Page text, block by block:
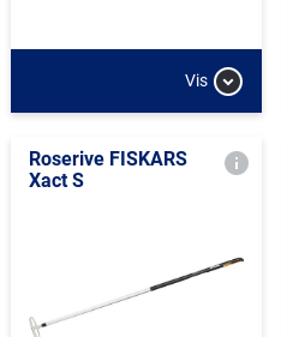
Vis
Roserive FISKARS
Xact S